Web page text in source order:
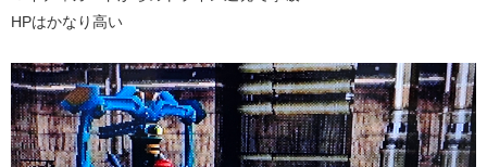
HPはかなり高い